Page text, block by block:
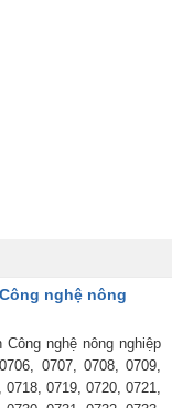
nghệ nông
nghệ nông nghiệp
0707, 0708, 0709,
0719, 0720, 0721,